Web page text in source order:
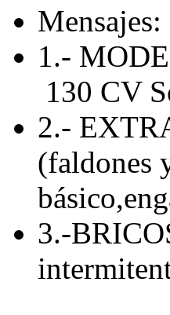
1.-
130 CV
2.-
(faldones
3.-